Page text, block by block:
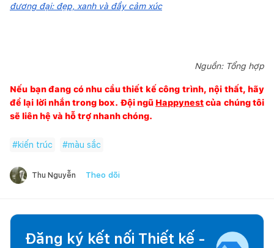
đương đại: đẹp, xanh và đầy cảm xúc
Nguồn: Tổng hợp
Nếu bạn đang có nhu cầu thiết kế công trình, nội thất, hãy
để lại lời nhắn trong box. Đội ngũ Happynestcủa chúng tôi
sẽ liên hệ và hỗ trợ nhanh chóng.
#kiến trúc #màu sắc
Thu Nguyễn Theo dõi
Đăng ký kết nối Thiết kế -